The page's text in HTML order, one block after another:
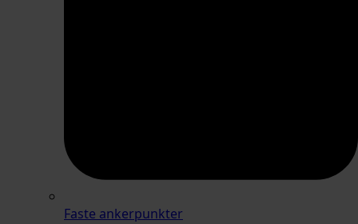
Faste ankerpunkter